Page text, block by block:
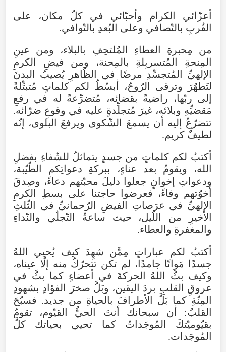
أعزّائي الكرام وأحبّائي في كلّ مكان، على
القُربِ بالتّصافي وعلى البُعدِ بالتّوافي.
من
مِحبرةِ العطاءِ المُلتحِفِ بالبلاء، ومن
عينِ
المِنحةِ
المُتسربِلةِ بالمِحنة، ومن فيضِ
الكرمِ
الإلهيِّ المُتجسِّدِ مرضًا في الظّاهرِ يُصيبُ البدنَ
لتَطهُرَ
وترقى الرّوحُ، أبسُطُ لكم كلماتٍ مُتبتِّلةً
إلى ربّها، راضيةً بقضائه، مُتضرِّعةً له في رفعِ
مَقضيِّهِ وبلائه، غيرَ مُتجلِّدةٍ عليه في وقوعِ ضرّائه.
تتضرّعُ إليه أن يسمعَ الشّكوى ويرفعَ البلوى، إنّه
لطيفٌ كريم.
أكتبُ لكم كلماتٍ من جسدٍ يتماثلُ للشّفاءِ بفضلِ
الله، ويقومُ بعد عناءٍ، ببركةِ دعواتِكم الطّيّبة،
ودعواتِ إخوانٍ جعلوا دليلَ محبّتهم دعاءً، وصِدقَ
أخوّتهم
وفاءً،فعرضوا حاجتنا على بسطِ الكرمِ
الإلهيِّ في عرَصاتِ الفيضِ الرّحمانيِّ في الثّلثِ
الأخيرِ
من اللّيل، حيث ساعةُ التّجلّي
والنّداءِ
والمغفرةِ والعطاء.
أكتبُ لكم عباراتٍ مِمَّن شهِدَ كيف يُحيي
اللهُ
جسدًا مَواتًا جامدًا، لم تكن تتحرّكُ منه إلّا عيناه،
وكيف بثَّ اللهُ الحركةَ في أعضاءٍ كما بثَّ في
عروقِ القلبِ بردَ اليقين، وبَلَّ صخرَ الفؤادِ بشهودِ
المِنّةِ كما بَلَّ الأطرافَ بالحياةِ من جديد. فسبّحَ
القلبُ: أن سبحانك أنتَ الحيُّ القيّوم، تقومُ
بقيّوميّتكَ
المُوجَداتُ كما تحيي بحياتك
كلَّ
المُوجَدات.